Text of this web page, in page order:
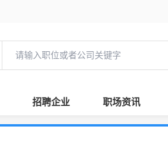
招聘企业 职场资讯